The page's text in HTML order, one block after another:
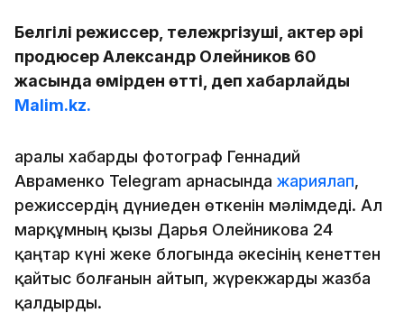
Белгілі режиссер, тележүргізуші, актер әрі
продюсер Александр Олейников 60
жасында өмірден өтті, деп хабарлайды
Malim.kz.
Қаралы хабарды фотограф Геннадий
Авраменко Telegram арнасында жариялап,
режиссердің дүниеден өткенін мәлімдеді. Ал
марқұмның қызы Дарья Олейникова 24
қаңтар күні жеке блогында әкесінің кенеттен
қайтыс болғанын айтып, жүрекжарды жазба
қалдырды.